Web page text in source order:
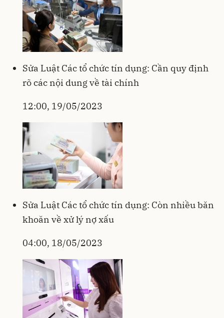
Sửa Luật Các tổ chức tín dụng: Cần quy định
rõ các nội dung về tài chính
12:00, 19/05/2023
Sửa Luật Các tổ chức tín dụng: Còn nhiều băn
khoăn về xử lý nợ xấu
04:00, 18/05/2023